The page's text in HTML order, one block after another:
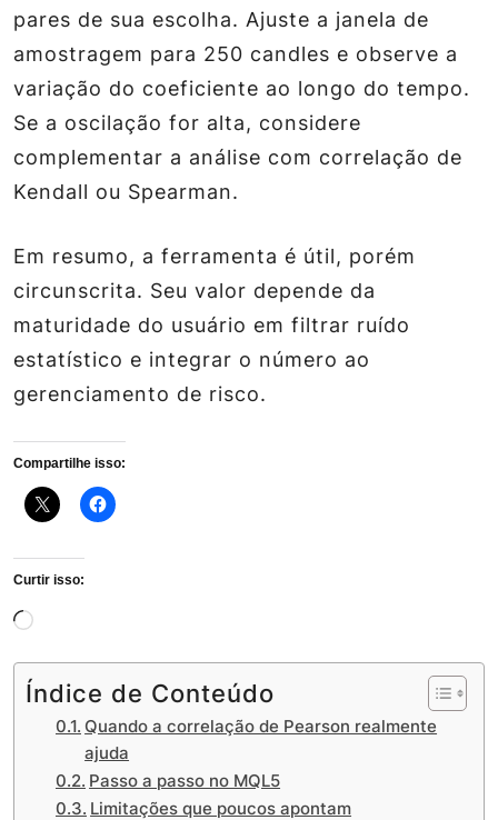
pares de sua escolha. Ajuste a janela de
amostragem para 250 candles e observe a
variação do coeficiente ao longo do tempo.
Se a oscilação for alta, considere
complementar a análise com correlação de
Kendall ou Spearman.
Em resumo, a ferramenta é útil, porém
circunscrita. Seu valor depende da
maturidade do usuário em filtrar ruído
estatístico e integrar o número ao
gerenciamento de risco.
Compartilhe isso:
Curtir isso:
Carregando...
Índice de Conteúdo
Quando a correlação de Pearson realmente
ajuda
Passo a passo no MQL5
Limitações que poucos apontam